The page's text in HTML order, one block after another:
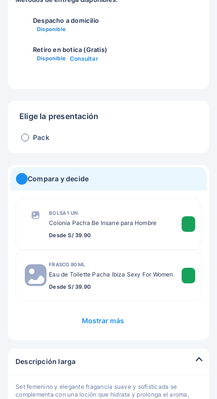
Despacho a domicilio
Disponible
Retiro en botica (Gratis)
Disponible Consultar
Elige la presentación
Pack
Compara y decide
BOLSA 1 UN
Colonia Pacha Be Insane para Hombre
Desde S/ 39.90
FRASCO 80 ML
Eau de Toilette Pacha Ibiza Sexy For Women
Desde S/ 39.90
Mostrar más
Descripción larga
Set femenino y elegante fragancia suave y sofisticada se
complementa con una loción que hidrata y prolonga el aroma,